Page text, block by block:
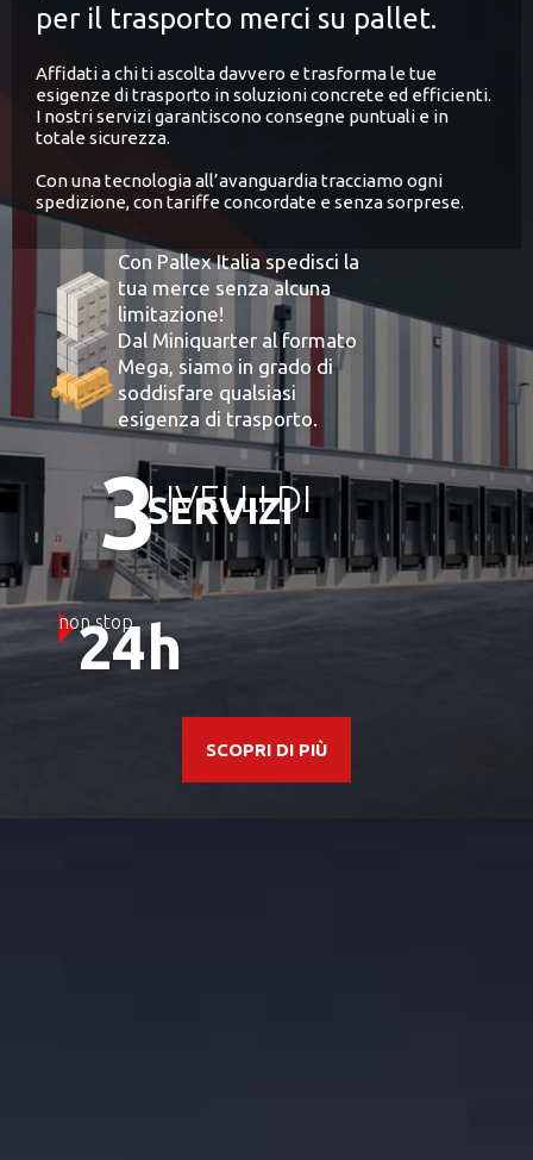
per il trasporto merci su pallet.
Affidati a chi ti ascolta davvero e trasforma le tue
esigenze di trasporto in soluzioni concrete ed efficienti.
I nostri servizi garantiscono consegne puntuali e in
totale sicurezza.
Con una tecnologia all’avanguardia tracciamo ogni
spedizione, con tariffe concordate e senza sorprese.
Con Pallex Italia spedisci la
tua merce senza alcuna
limitazione!
Dal Miniquarter al formato
Mega, siamo in grado di
soddisfare qualsiasi
esigenza di trasporto.
3LIVELLI DI
SERVIZI
non stop
24h
SCOPRI DI PIÙ